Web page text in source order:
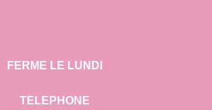
FERME LE LUNDI
TELEPHONE